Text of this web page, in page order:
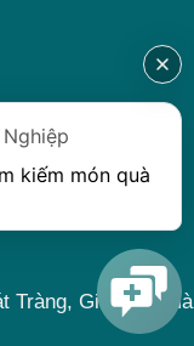
Tràng, Gia Lâm, Hà
kiếm món quà